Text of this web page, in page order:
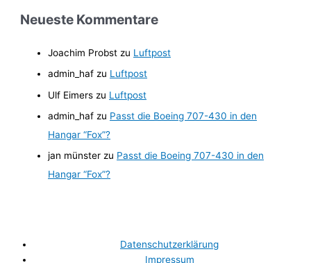
nNeueste Kommentare
Joachim Probst zu Luftpost
admin_haf zu Luftpost
Ulf Eimers zu Luftpost
admin_haf zu Passt die Boeing 707-430 in den
Hangar “Fox”?
jan münster zu Passt die Boeing 707-430 in den
Hangar “Fox”?
Datenschutzerklärung
Impressum